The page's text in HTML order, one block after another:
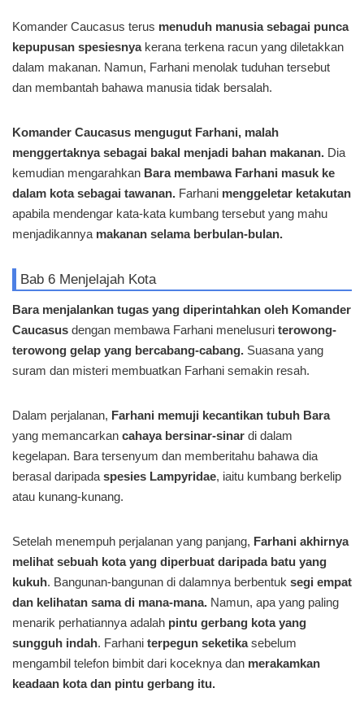
Komander Caucasus terus menuduh manusia sebagai punca
kepupusan spesiesnyakerana terkena racun yang diletakkan
dalam makanan. Namun, Farhani menolak tuduhan tersebut
dan membantah bahawa manusia tidak bersalah.
Komander Caucasus mengugut Farhani, malah
menggertaknya sebagai bakal menjadi bahan makanan. Dia
kemudian mengarahkan Bara membawa Farhani masuk ke
dalam kota sebagai tawanan. Farhani menggeletar ketakutan
apabila mendengar kata-kata kumbang tersebut yang mahu
menjadikannya makanan selama berbulan-bulan.
Bab 6 Menjelajah Kota
Bara menjalankan tugas yang diperintahkan oleh Komander
Caucasus dengan membawa Farhani menelusuri terowong-
terowong gelap yang bercabang-cabang. Suasana yang
suram dan misteri membuatkan Farhani semakin resah.
Dalam perjalanan, Farhani memuji kecantikan tubuh Bara
yang memancarkan cahaya bersinar-sinar di dalam
kegelapan. Bara tersenyum dan memberitahu bahawa dia
berasal daripada spesies Lampyridae, iaitu kumbang berkelip
atau kunang-kunang.
Setelah menempuh perjalanan yang panjang, Farhani akhirnya
melihat sebuah kota yang diperbuat daripada batu yang
kukuh. Bangunan-bangunan di dalamnya berbentuk segi empat
dan kelihatan sama di mana-mana. Namun, apa yang paling
menarik perhatiannya adalah pintu gerbang kota yang
sungguh indah. Farhani terpegun seketikasebelum
mengambil telefon bimbit dari koceknya dan merakamkan
keadaan kota dan pintu gerbang itu.